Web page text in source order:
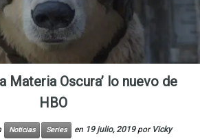
Materia Oscura’ lo nuevo de
HBO
Noticias Series en 19 julio, 2019 por Vicky